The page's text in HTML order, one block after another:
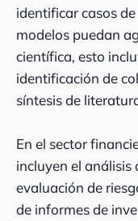
identificar casos
modelos puedan
científica, esto
identificación de
síntesis de
En el sector
incluyen el análisis
evaluación de
de informes de